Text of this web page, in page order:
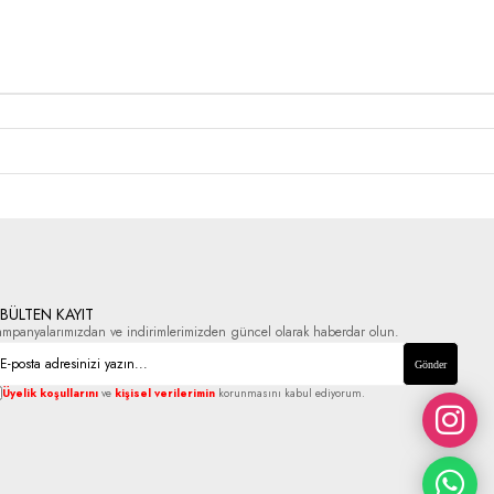
KAYIT
ve indirimlerimizden güncel olarak haberdar olun.
Gönder
Üyelik koşullarını ve kişisel verilerimin korunmasını kabul ediyorum.